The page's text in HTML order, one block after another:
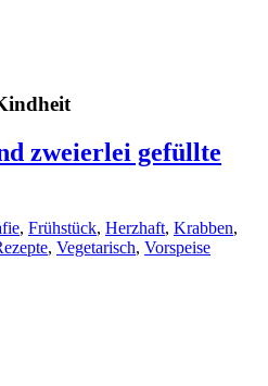
zweierlei gefüllte
, Frühstück, Herzhaft, Krabben,
, Vegetarisch, Vorspeise